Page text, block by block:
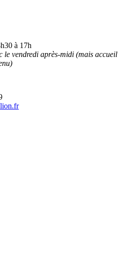
à 17h
le vendredi après-midi (mais accueil